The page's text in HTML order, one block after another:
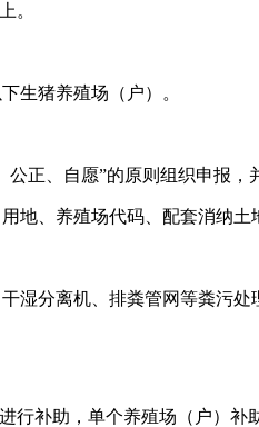
。
生猪养殖场（户）。
公正、自愿”的原则组织申报，
地、养殖场代码、配套消纳土
湿分离机、排粪管网等粪污
进行补助，单个养殖场（户）补